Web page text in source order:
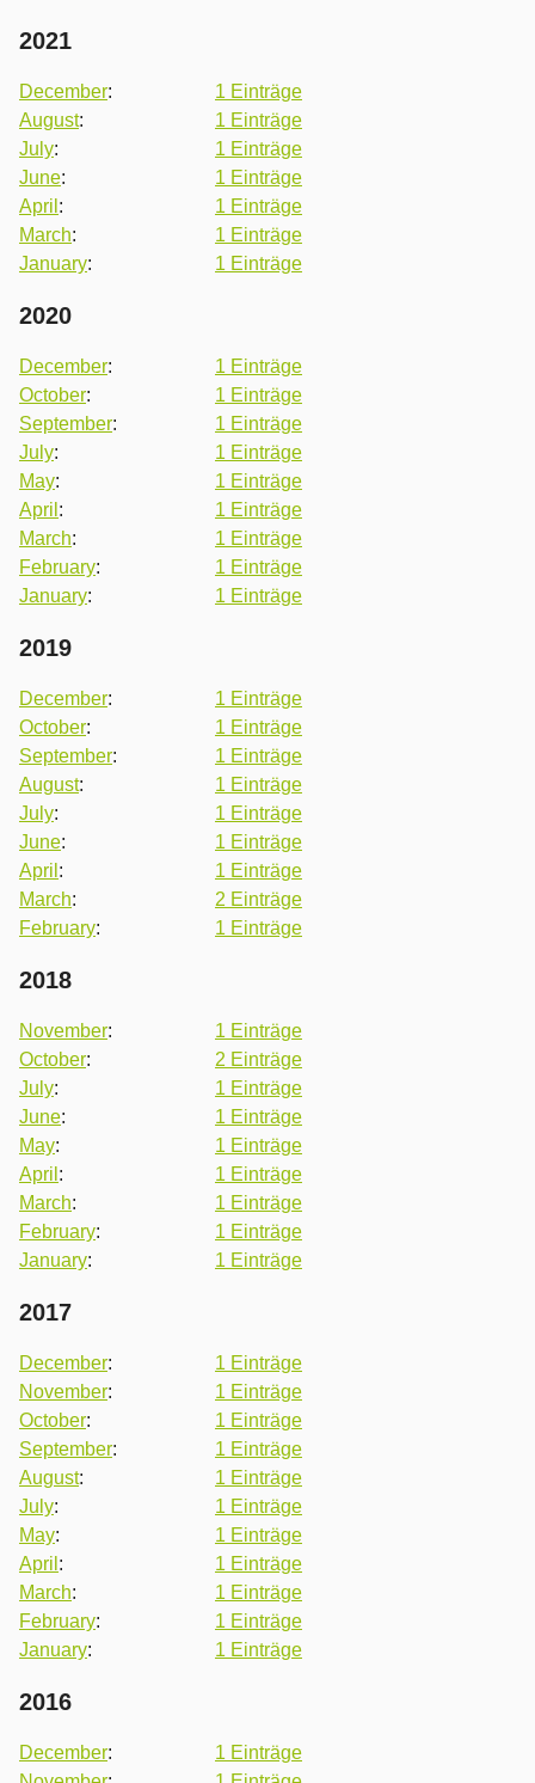
2021
December:
1 Einträge
August:
1 Einträge
July:
1 Einträge
June:
1 Einträge
April :
1 Einträge
March:
1 Einträge
January: 1 Einträge
2020
December:
1 Einträge
October:
1 Einträge
September:
1 Einträge
July:
1 Einträge
May:
1 Einträge
April :
1 Einträge
March:
1 Einträge
February:
1 Einträge
January: 1 Einträge
2019
December:
1 Einträge
October:
1 Einträge
September:
1 Einträge
August:
1 Einträge
July:
1 Einträge
June:
1 Einträge
April :
1 Einträge
March:
2 Einträge
February: 1 Einträge
2018
November:
1 Einträge
October:
2 Einträge
July:
1 Einträge
June:
1 Einträge
May:
1 Einträge
April :
1 Einträge
March:
1 Einträge
February:
1 Einträge
January: 1 Einträge
2017
December:
1 Einträge
November:
1 Einträge
October:
1 Einträge
September:
1 Einträge
August:
1 Einträge
July:
1 Einträge
May:
1 Einträge
April :
1 Einträge
March:
1 Einträge
February:
1 Einträge
January: 1 Einträge
2016
December:
1 Einträge